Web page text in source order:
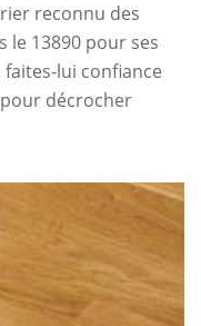
reconnu des
le 13890 pour ses
faites-lui confiance
décrocher